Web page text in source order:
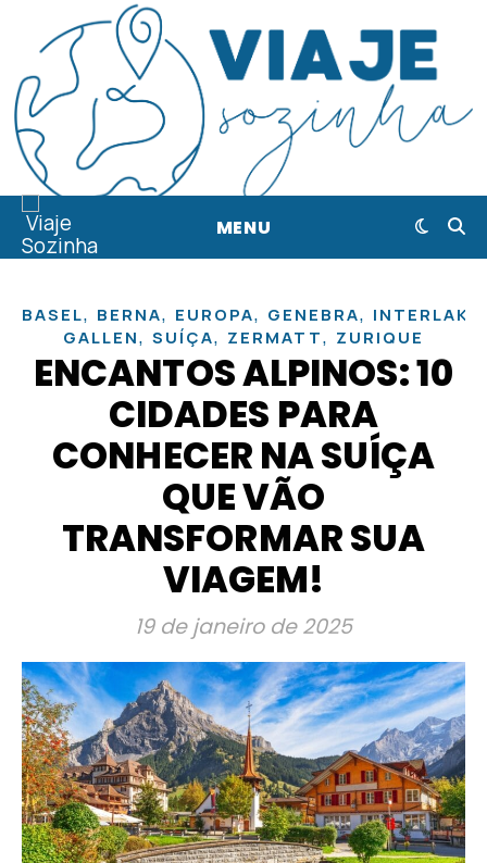
MENU
BASEL, BERNA, EUROPA, GENEBRA,
GALLEN, SUÍÇA, ZERMATT, ZURIQUE
ENCANTOS ALPINOS: 10
CIDADES PARA
CONHECER NA SUÍÇA
QUE VÃO
TRANSFORMAR SUA
VIAGEM!
19 de janeiro de 2025